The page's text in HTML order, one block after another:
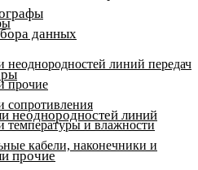
неоднородностей линий передач
прочие
сопротивления
температуры и влажности
кабели, наконечники и
данных
неоднородностей линий
прочие